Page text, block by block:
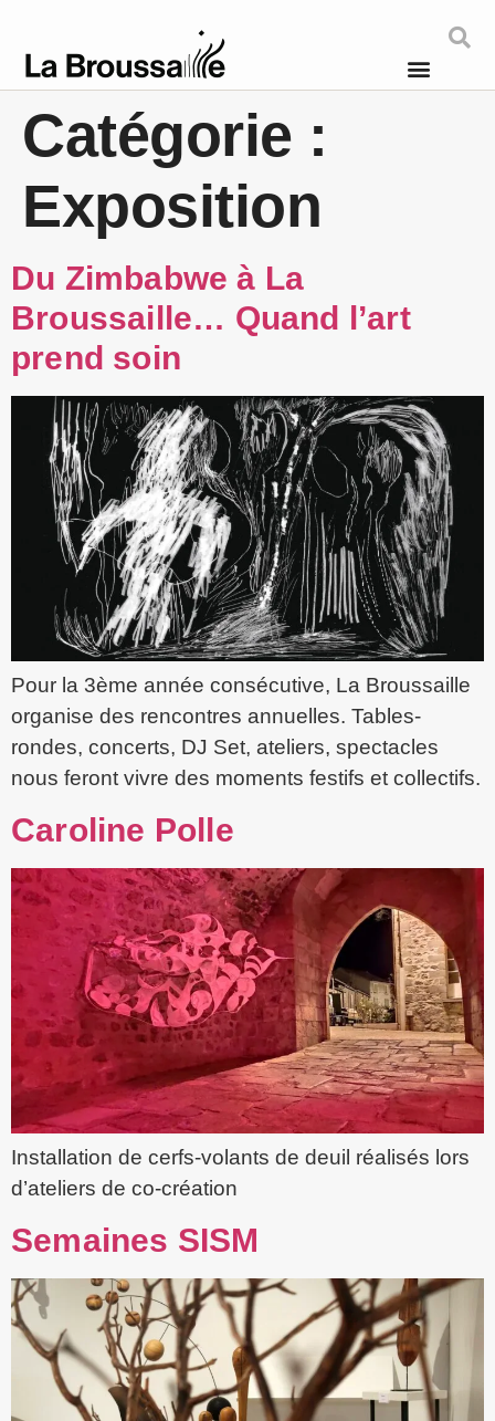
Catégorie :
Exposition
Du Zimbabwe à La
Broussaille… Quand l’art
prend soin
Pour la 3ème année consécutive, La Broussaille
organise des rencontres annuelles. Tables-
rondes, concerts, DJ Set, ateliers, spectacles
nous feront vivre des moments festifs et collectifs.
Caroline Polle
Installation de cerfs-volants de deuil réalisés lors
d’ateliers de co-création
Semaines SISM